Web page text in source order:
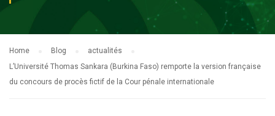
Home Blog
actualités
L’Université Thomas Sankara (Burkina Faso) remporte la version française
du concours de procès fictif de la Cour pénale internationale